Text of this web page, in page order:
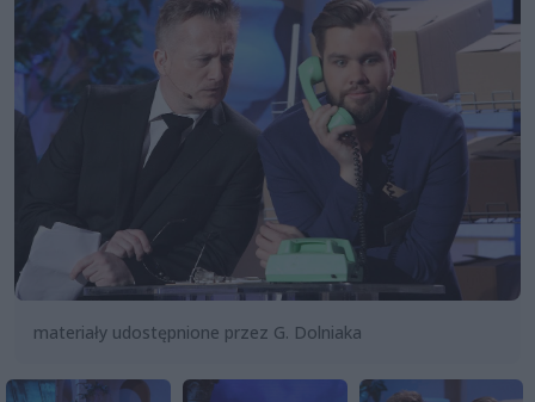
materiały udostępnione przez G. Dolniaka